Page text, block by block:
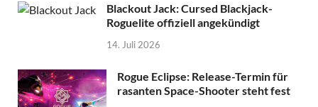
Blackout Jack: Cursed Blackjack-
Roguelite offiziell angekündigt
14. Juli 2026
Rogue Eclipse: Release-Termin für
rasanten Space-Shooter steht fest